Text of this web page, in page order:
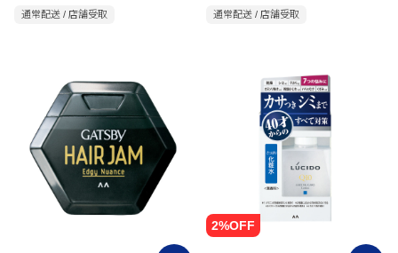
通常配送 / 店舗受取
ス 60ml フローラル
通常配送 / 店舗受取